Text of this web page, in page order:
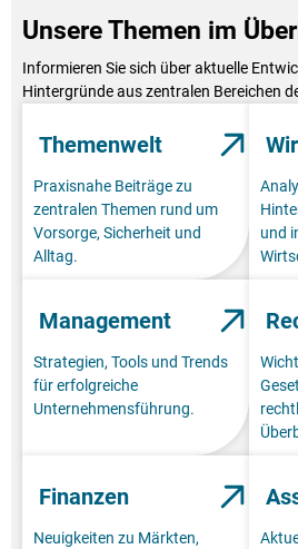
Unsere Themen im
Informieren Sie sich über aktuelle
Hintergründe aus zentralen Bereichen
Themenwelt
Praxisnahe Beiträge zu
zentralen Themen rund um
Vorsorge, Sicherheit und
Alltag.
und
Management
Strategien, Tools und Trends
für erfolgreiche
Unternehmensführung.
Finanzen
Neuigkeiten zu Märkten,